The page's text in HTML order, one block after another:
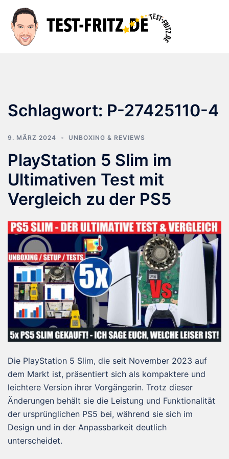
Inhalt
springen
Schlagwort: P-27425110-4
9. MÄRZ 2024 UNBOXING & REVIEWS
PlayStation 5 Slim im
Ultimativen Test mit
Vergleich zu der PS5
Die PlayStation 5 Slim, die seit November 2023 auf
dem Markt ist, präsentiert sich als kompaktere und
leichtere Version ihrer Vorgängerin. Trotz dieser
Änderungen behält sie die Leistung und Funktionalität
der ursprünglichen PS5 bei, während sie sich im
Design und in der Anpassbarkeit deutlich
unterscheidet.